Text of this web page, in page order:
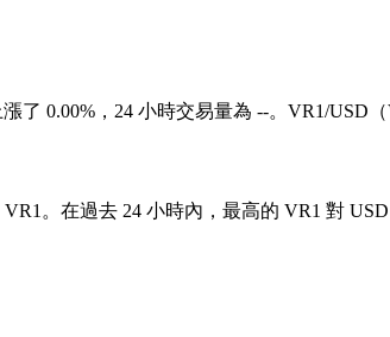
了 0.00%，24 小時交易量為 --。VR1/USD
。在過去 24 小時內，最高的 VR1 對